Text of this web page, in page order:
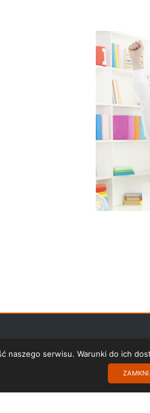
naszego serwisu. Warunki do ich
POLITYKA
Copyright 2017 SISMS.pl - SISMS Sp. z